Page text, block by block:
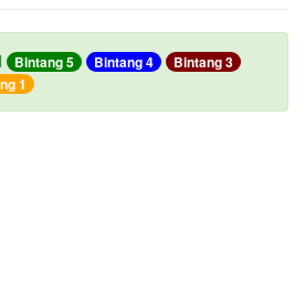
Bintang 5 Bintang 4
Bintang 3
1